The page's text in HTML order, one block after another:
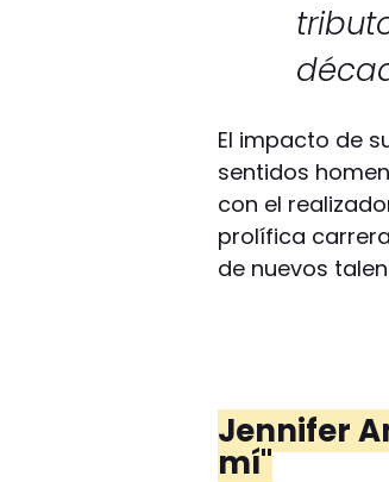
El impacto de
sentidos
con el
prolífica
de nuevos
Jennifer
mí"